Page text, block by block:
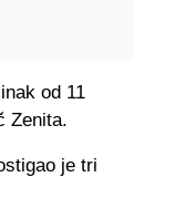
od 11
Zenita.
je tri